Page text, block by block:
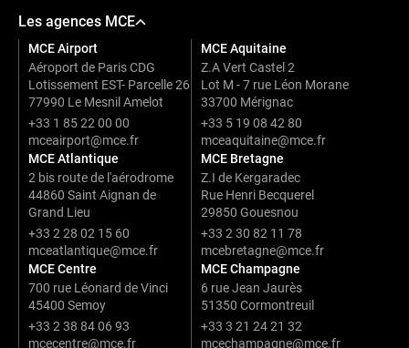
Les agences MCE
MCE Airport
Aéroport de Paris CDG
Lotissement EST- Parcelle 26
77990 Le Mesnil Amelot
+33 1 85 22 00 00
mceairport@mce.fr
MCE Aquitaine
Z.A Vert Castel 2
Lot M - 7 rue Léon Morane
33700 Mérignac
+33 5 19 08 42 80
mceaquitaine@mce.fr
MCE Atlantique
2 bis route de l'aérodrome
44860 Saint Aignan de
Grand Lieu
+33 2 28 02 15 60
mceatlantique@mce.fr
MCE Bretagne
Z.I de Kergaradec
Rue Henri Becquerel
29850 Gouesnou
+33 2 30 82 11 78
mcebretagne@mce.fr
MCE Centre
700 rue Léonard de Vinci
45400 Semoy
+33 2 38 84 06 93
mcecentre@mce.fr
MCE Champagne
6 rue Jean Jaurès
51350 Cormontreuil
+33 3 21 24 21 32
mcechampagne@mce.fr